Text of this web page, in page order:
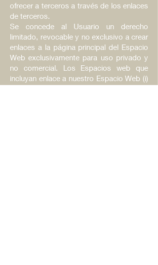
ofrecer a terceros a través de los enlaces
de terceros.
Se concede al Usuario un derecho
limitado, revocable y no exclusivo a crear
enlaces a la página principal del Espacio
Web exclusivamente para uso privado y
no comercial. Los Espacios web que
incluyan enlace a nuestro Espacio Web (i)